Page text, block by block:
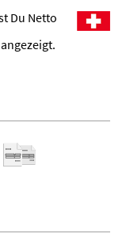
Du Netto